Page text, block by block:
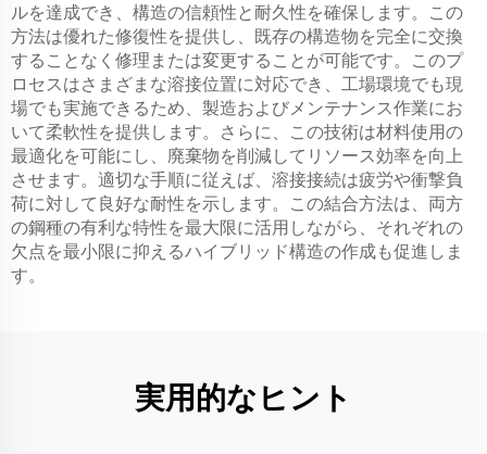
ルを達成でき、構造の信頼性と耐久性を確保します。この
方法は優れた修復性を提供し、既存の構造物を完全に交換
することなく修理または変更することが可能です。このプ
ロセスはさまざまな溶接位置に対応でき、工場環境でも現
場でも実施できるため、製造およびメンテナンス作業にお
いて柔軟性を提供します。さらに、この技術は材料使用の
最適化を可能にし、廃棄物を削減してリソース効率を向上
させます。適切な手順に従えば、溶接接続は疲労や衝撃負
荷に対して良好な耐性を示します。この結合方法は、両方
の鋼種の有利な特性を最大限に活用しながら、それぞれの
欠点を最小限に抑えるハイブリッド構造の作成も促進しま
す。
実用的なヒント